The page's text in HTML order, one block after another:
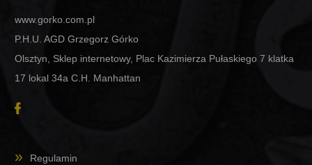
www.gorko.com.pl
P.H.U. AGD Grzegorz Górko
Olsztyn, Sklep internetowy, Plac Kazimierza Pułaskiego 7 klatka
17 lokal 34a C.H. Manhattan
Regulamin